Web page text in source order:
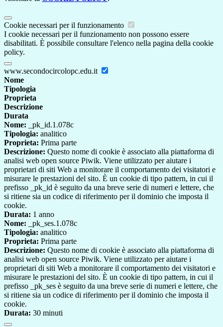
Cookie necessari per il funzionamento
I cookie necessari per il funzionamento non possono essere
disabilitati. È possibile consultare l'elenco nella pagina della cookie
policy.
www.secondocircolopc.edu.it
Nome
Tipologia
Proprieta
Descrizione
Durata
Nome: _pk_id.1.078c
Tipologia: analitico
Proprieta: Prima parte
Descrizione: Questo nome di cookie è associato alla piattaforma di
analisi web open source Piwik. Viene utilizzato per aiutare i
proprietari di siti Web a monitorare il comportamento dei visitatori e
misurare le prestazioni del sito. È un cookie di tipo pattern, in cui il
prefisso _pk_id è seguito da una breve serie di numeri e lettere, che
si ritiene sia un codice di riferimento per il dominio che imposta il
cookie.
Durata: 1 anno
Nome: _pk_ses.1.078c
Tipologia: analitico
Proprieta: Prima parte
Descrizione: Questo nome di cookie è associato alla piattaforma di
analisi web open source Piwik. Viene utilizzato per aiutare i
proprietari di siti Web a monitorare il comportamento dei visitatori e
misurare le prestazioni del sito. È un cookie di tipo pattern, in cui il
prefisso _pk_ses è seguito da una breve serie di numeri e lettere, che
si ritiene sia un codice di riferimento per il dominio che imposta il
cookie.
Durata: 30 minuti